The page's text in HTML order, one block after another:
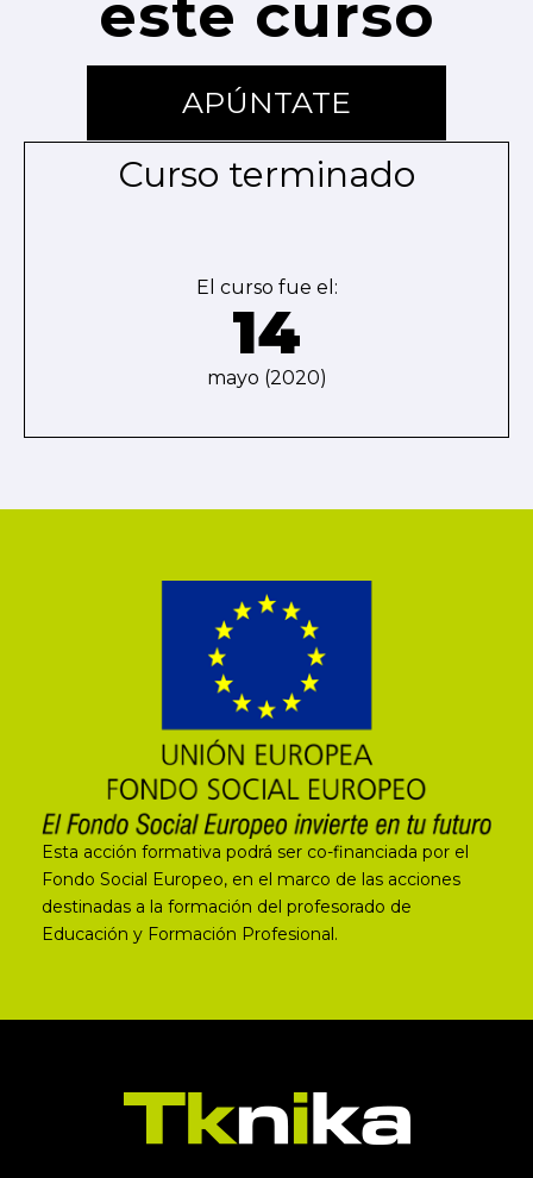
este curso
APÚNTATE
Curso terminado
El curso fue el:
14
mayo (2020)
Esta acción formativa podrá ser co-financiada por el
Fondo Social Europeo, en el marco de las acciones
destinadas a la formación del profesorado de
Educación y Formación Profesional.